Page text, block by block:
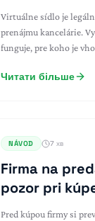
Virtuálne sídlo je
prenájmu kancelárie.
funguje, pre koho je
Читати більше
NÁVOD 7 хв
Firma na
pozor pri
Pred kúpou firmy si